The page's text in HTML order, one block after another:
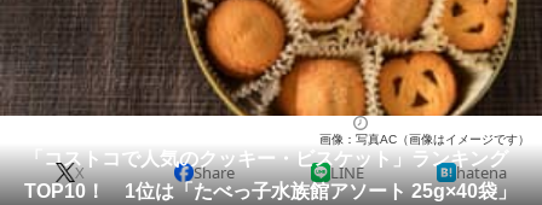
グルメ 地域
住まい 教育・育児
動物 リサーチ
会員記事
「コストコで人気のクッキー・ビスケット」ランキング
TOP10！ 1位は「たべっ子水族館アソート 25g×40袋」
画像：写真AC（画像はイメージです）
X Share LINE hatena